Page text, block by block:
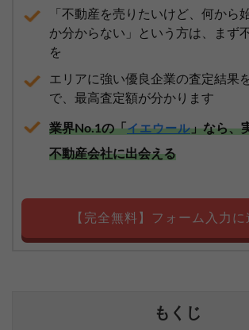
「不動産を売りたいけど、何から
か分からない」という方は、まず
を
エリアに強い優良企業の査定結果
で、最高査定額が分かります
業界No.1の「イエウール」なら、
不動産会社に出会える
【完全無料】フォーム入力に
もくじ